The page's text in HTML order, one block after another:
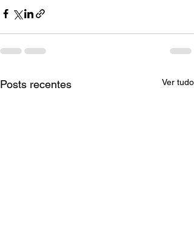
Posts recentes Ver tudo